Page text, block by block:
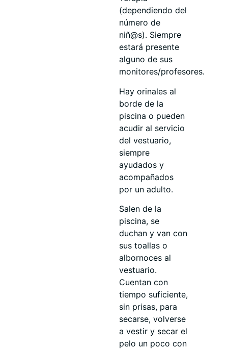
(dependiendo del
número de
niñ@s). Siempre
estará presente
alguno de sus
monitores/profesores.
Hay orinales al
borde de la
piscina o pueden
acudir al servicio
del vestuario,
siempre
ayudados y
acompañados
por un adulto.
Salen de la
piscina, se
duchan y van con
sus toallas o
albornoces al
vestuario.
Cuentan con
tiempo suficiente,
sin prisas, para
secarse, volverse
a vestir y secar el
pelo un poco con